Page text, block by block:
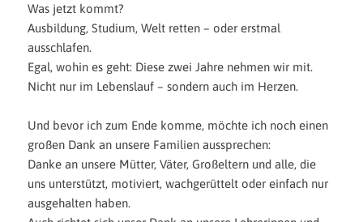
Was jetzt kommt?
Ausbildung, Studium, Welt retten – odererstmal
ausschlafen.
Egal, wohin es geht: Diese zwei Jahre nehmen wir mit.
Nicht nur im Lebenslauf – sondern auch im Herzen.
Und bevor ich zum Ende komme, möchte ich noch einen
großen Dank an unsere Familien aussprechen:
Danke an unsere Mütter, Väter, Großeltern und alle, die
uns unterstützt, motiviert, wachgerüttelt oder einfach nur
ausgehalten haben.